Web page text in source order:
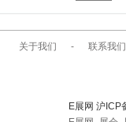
关于我们 - 联系我们
E展网 沪